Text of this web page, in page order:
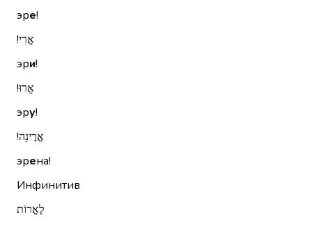
эре!
אֱרִי!‏
эри!
אֱרוּ!‏
эру!
אֱרֶינָה!‏
эрена!
Инфинитив
לֶאֱרוֹת